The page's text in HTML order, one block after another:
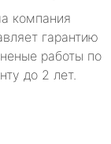
компания
гарантию
работы по
до 2 лет.